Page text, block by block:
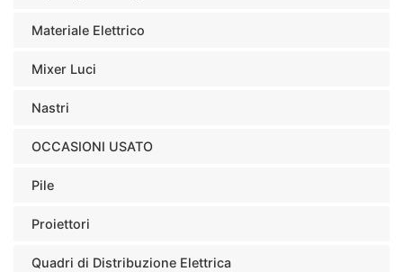
Materiale Elettrico
Mixer Luci
Nastri
OCCASIONI USATO
Pile
Proiettori
Quadri di Distribuzione Elettrica